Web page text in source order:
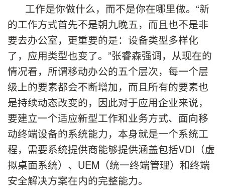
工作是你做什么，而不是你在哪里做。“新
的工作方式首先不是朝九晚五，而且也不是非
要去办公室，更重要的是：设备类型多样化
了，应用类型也变了。”张睿森强调，从现在的
情况看，所谓移动办公的五个层次，每一个层
级上的要素都会不断增加，而且所有的要素也
是持续动态改变的，因此对于应用企业来说，
要建立一个适应新型工作和业务方式、面向移
动终端设备的系统能力，本身就是一个系统工
程，需要系统提供商能够提供涵盖包括VDI（虚
拟桌面系统）、UEM（统一终端管理）和终端
安全解决方案在内的完整能力。